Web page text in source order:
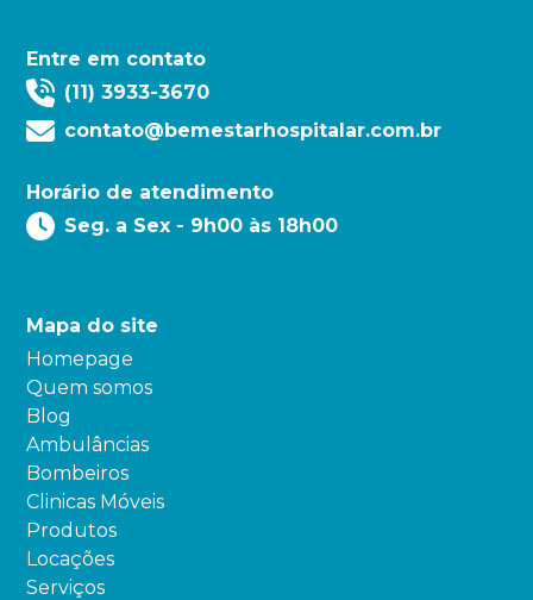
Entre em contato
(11) 3933-3670
contato@bemestarhospitalar.com.br
Horário de atendimento
Seg. a Sex - 9h00 às 18h00
Mapa do site
Homepage
Quem somos
Blog
Ambulâncias
Bombeiros
Clinicas Móveis
Produtos
Locações
Serviços